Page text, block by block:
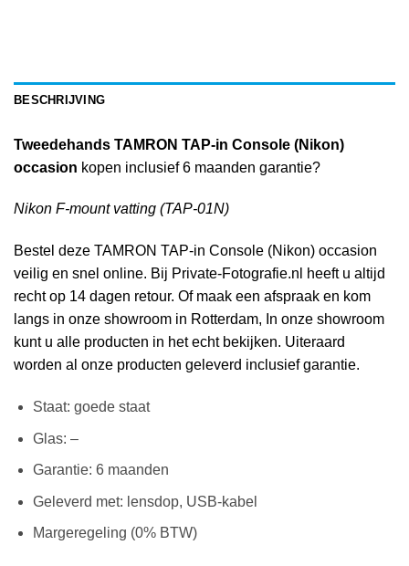
BESCHRIJVING
Tweedehands TAMRON TAP-in Console (Nikon)
occasion kopen inclusief 6 maanden garantie?
Nikon F-mount vatting (TAP-01N)
Bestel deze TAMRON TAP-in Console (Nikon) occasion
veilig en snel online. Bij Private-Fotografie.nl heeft u altijd
recht op 14 dagen retour. Of maak een afspraak en kom
langs in onze showroom in Rotterdam, In onze showroom
kunt u alle producten in het echt bekijken. Uiteraard
worden al onze producten geleverd inclusief garantie.
Staat: goede staat
Glas: –
Garantie: 6 maanden
Geleverd met: lensdop, USB-kabel
Margeregeling (0% BTW)